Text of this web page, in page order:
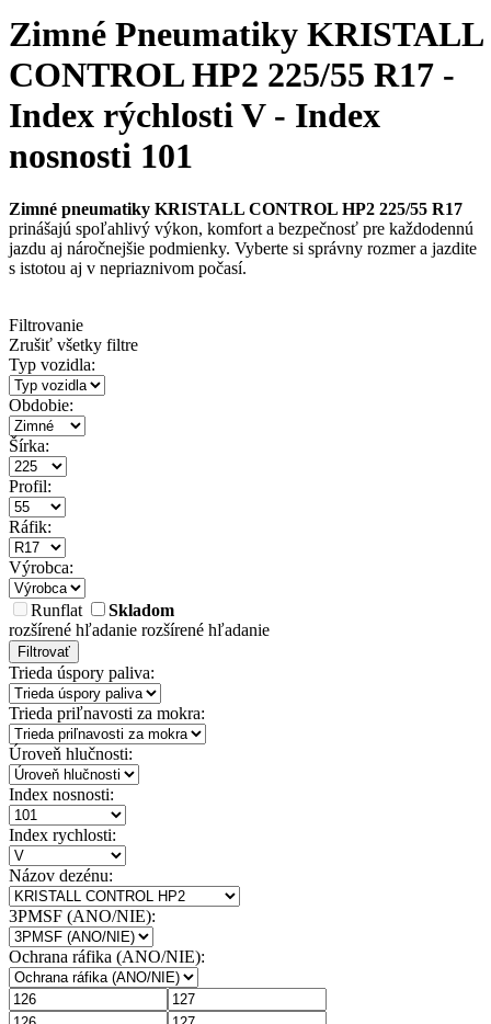
Zimné Pneumatiky KRISTALL
CONTROL HP2 225/55 R17 -
Index rýchlosti V - Index
nosnosti 101
Zimné pneumatiky KRISTALL CONTROL HP2 225/55 R17
prinášajú spoľahlivý výkon, komfort a bezpečnosť pre každodennú
jazdu aj náročnejšie podmienky. Vyberte si správny rozmer a jazdite
s istotou aj v nepriaznivom počasí.
Filtrovanie
Zrušiť všetky filtre
Typ vozidla:
Obdobie:
Šírka:
Profil:
Ráfik:
Výrobca:
Runflat
Skladom
rozšírené hľadanie rozšírené hľadanie
Filtrovať
Trieda úspory paliva:
Trieda priľnavosti za mokra:
Úroveň hlučnosti:
Index nosnosti:
Index rychlosti:
Názov dezénu:
3PMSF (ANO/NIE):
Ochrana ráfika (ANO/NIE):